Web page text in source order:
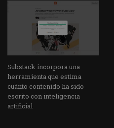
Substack incorpora una
herramienta que estima
cuánto contenido ha sido
escrito con inteligencia
artificial